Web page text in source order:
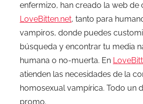
enfermizo, han creado la web de
LoveBitten.net, tanto para
vampiros, donde puedes
búsqueda y encontrar tu media
humana o no-muerta. En
atienden las necesidades de la
homosexual vampírica. Todo un
promo.